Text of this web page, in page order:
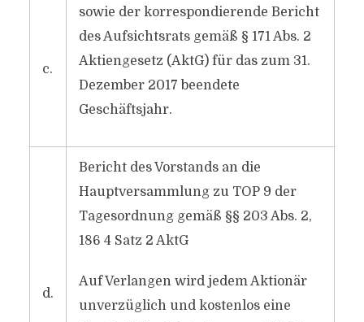
c.
sowie der korrespondierende Bericht
des Aufsichtsrats gemäß § 171 Abs. 2
Aktiengesetz (AktG) für das zum 31.
Dezember 2017 beendete
Geschäftsjahr.
d.
Bericht des Vorstands an die
Hauptversammlung zu TOP 9 der
Tagesordnung gemäß §§ 203 Abs. 2,
186 4 Satz 2 AktG
Auf Verlangen wird jedem Aktionär
unverzüglich und kostenlos eine